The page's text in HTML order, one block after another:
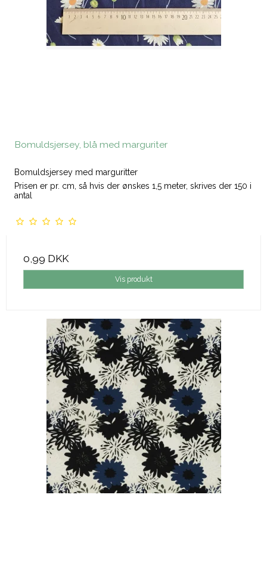
Bomuldsjersey, blå med marguriter
Bomuldsjersey med marguritter
Prisen er pr. cm, så hvis der ønskes 1,5 meter, skrives der 150 i
antal
0,99 DKK
Vis produkt